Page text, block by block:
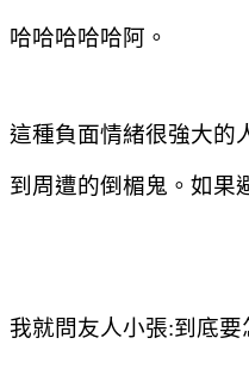
哈哈哈哈哈阿。
這種負面情緒很強大的
到周遭的倒楣鬼。如果
我就問友人小張:到底要